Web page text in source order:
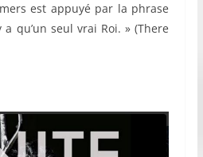
est appuyé par la phrase
a qu’un seul vrai Roi. » (There